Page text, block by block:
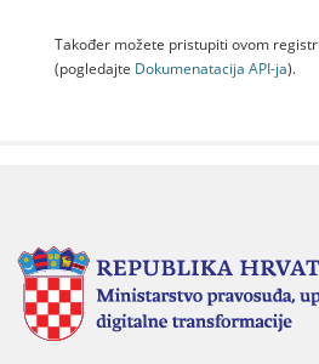
Također možete pristupiti ovom
(pogledajte Dokumenаtаcijа API-jа).